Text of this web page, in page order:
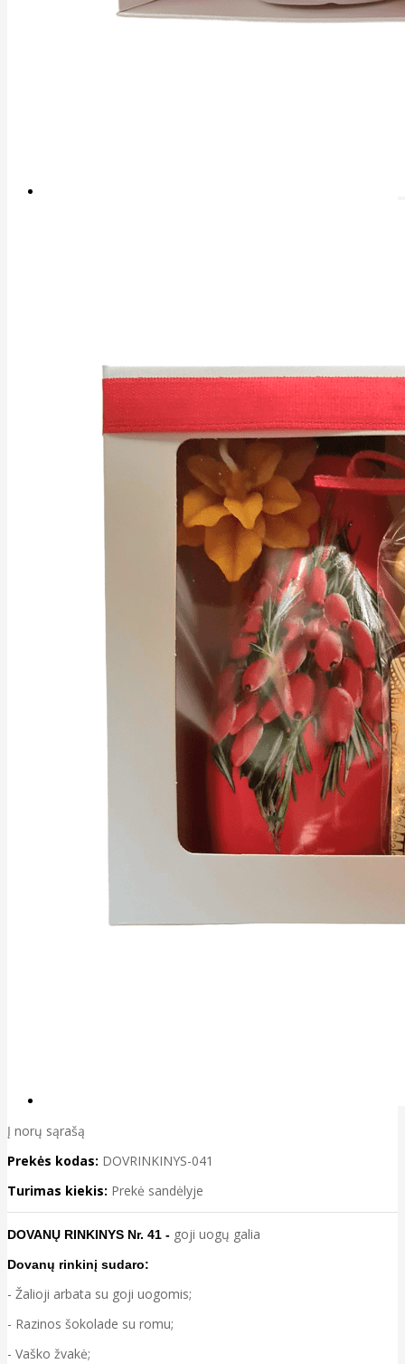
Į norų sąrašą
Prekės kodas: DOVRINKINYS-041
Turimas kiekis: Prekė sandėlyje
DOVANŲ RINKINYS Nr. 41 - goji uogų galia
Dovanų rinkinį sudaro:
- Žalioji arbata su goji uogomis;
- Razinos šokolade su romu;
- Vaško žvakė;